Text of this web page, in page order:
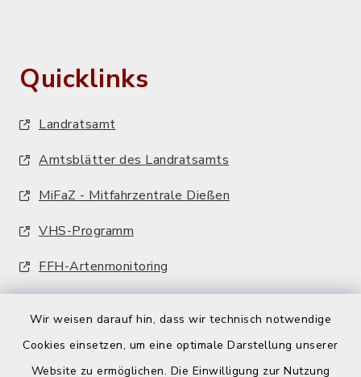
Wir weisen darauf hin, dass wir technisch notwendige
Cookies einsetzen, um eine optimale Darstellung unserer
Website zu ermöglichen. Die Einwilligung zur Nutzung
Quicklinks
Landratsamt
Amtsblätter des Landratsamts
MiFaZ - Mitfahrzentrale Dießen
VHS-Programm
FFH-Artenmonitoring